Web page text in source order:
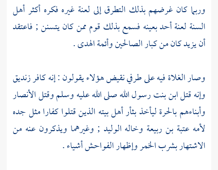
وربما كان غرضهم بذلك التطرق إلى لعنة غيره فكره أكثرأهل
السنة لعنة أحد بعينه فسمع بذلك قوم ممن كان يتسنن ; فاعتقد
أنيزيدكان من كبار الصالحين وأئمة الهدى .
وصار الغلاة فيه على طرفي نقيض هؤلاء يقولون : إنه كافر زنديق
وإنه قتل ابن بنت رسول الله صلى الله عليه وسلم وقتلالأنصار
وأبناءهمبالحرةليأخذ بثأر أهل بيته الذين قتلوا كفارا مثل جده
لأمهعتبة بن ربيعة وخاله الوليد ; وغيرهما ويذكرون عنه من
الاشتهار بشرب الخمر وإظهار الفواحش أشياء .